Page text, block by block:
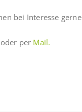
bei Interesse gerne
per Mail.